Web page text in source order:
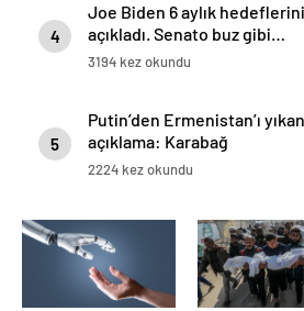
4
Joe Biden 6 aylık hedeflerini
açıkladı. Senato buz gibi…
3194 kez okundu
5
Putin’den Ermenistan’ı yıkan
açıklama: Karabağ
Azerbaycan’ın ayrılmaz bir
2224 kez okundu